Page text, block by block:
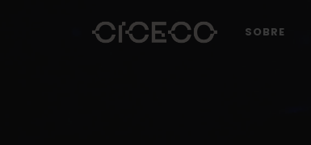
SOBRE